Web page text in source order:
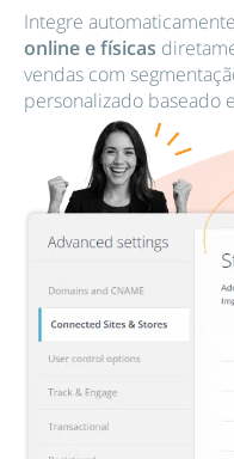
Integre
online e físicas
vendas com
personalizado baseado